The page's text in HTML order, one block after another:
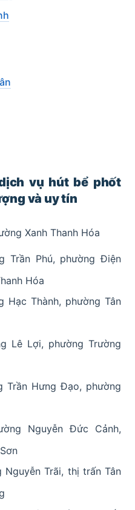
vụ hút bể phốt
và uy tín
Xanh Thanh Hóa
Trần Phú, phường Điện
Hóa
Hạc Thành, phường Tân
Lê Lợi, phường Trường
Trần Hưng Đạo, phường
Nguyễn Đức Cảnh,
Nguyễn Trãi, thị trấn Tân